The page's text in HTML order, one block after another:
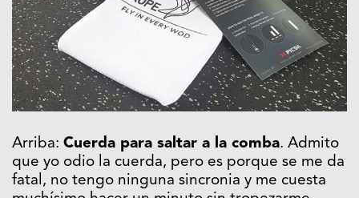
Arriba: Cuerda para saltar a la comba. Admito
que yo odio la cuerda, pero es porque se me da
fatal, no tengo ninguna sincronia y me cuesta